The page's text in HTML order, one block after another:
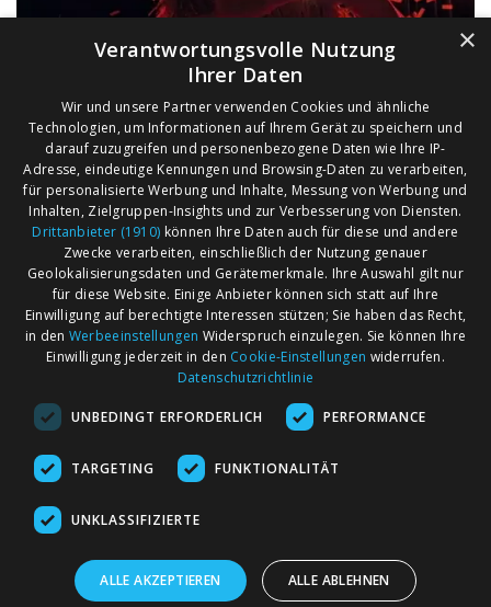
AGB
Impressum
Kontakt
Märkte nach Bundesländern
Märkte nach PLZ
Märkte nach Umkreis
Flohmarkt
×
Verantwortungsvolle Nutzung
Ihrer Daten
Wir und unsere Partner verwenden Cookies und ähnliche
Technologien, um Informationen auf Ihrem Gerät zu speichern und
darauf zuzugreifen und personenbezogene Daten wie Ihre IP-
Adresse, eindeutige Kennungen und Browsing-Daten zu verarbeiten,
für personalisierte Werbung und Inhalte, Messung von Werbung und
Inhalten, Zielgruppen-Insights und zur Verbesserung von Diensten.
Drittanbieter (1910) können Ihre Daten auch für diese und andere
Zwecke verarbeiten, einschließlich der Nutzung genauer
Geolokalisierungsdaten und Gerätemerkmale. Ihre Auswahl gilt nur
für diese Website. Einige Anbieter können sich statt auf Ihre
Einwilligung auf berechtigte Interessen stützen; Sie haben das Recht,
in den Werbeeinstellungen Widerspruch einzulegen. Sie können Ihre
Einwilligung jederzeit in den Cookie-Einstellungen widerrufen.
Datenschutzrichtlinie
UNBEDINGT ERFORDERLICH PERFORMANCE
TARGETING FUNKTIONALITÄT
UNKLASSIFIZIERTE
ALLE AKZEPTIEREN ALLE ABLEHNEN